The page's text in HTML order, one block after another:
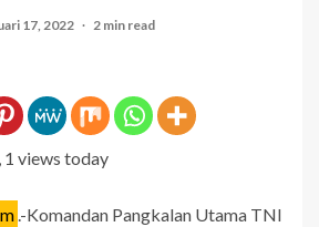
17, 2022 2 min read
, 1 views today
.-Komandan Pangkalan Utama TNI